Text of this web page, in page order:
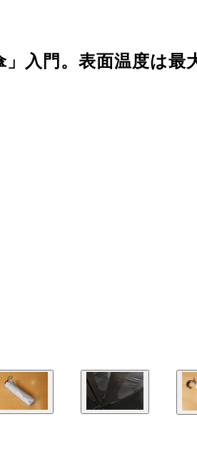
入門。表面温度は最